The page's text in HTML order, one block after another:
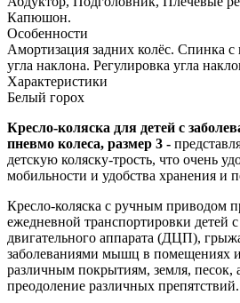
Капюшон.
Особенности
Амортизация задних колёс. Спинка с
угла наклона. Регулировка угла
Характеристики
Белый горох
Кресло-коляска для детей с
пневмо колеса, размер 3 -
детскую коляску-трость, что очень
мобильности и удобства хранения и
Кресло-коляска с ручным приводом
ежедневной транспортировки детей
двигательного аппарата (ДЦП),
заболеваниями мышц в помещениях
различным покрытиям, земля, песок,
преодоление различных препятствий.